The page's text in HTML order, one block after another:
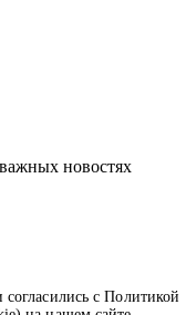
с Политикой
новостях